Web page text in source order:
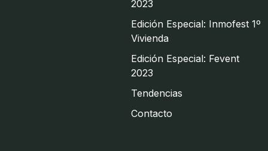
2023
Edición Especial: Inmofest 1º
Vivienda
Edición Especial: Fevent
2023
Tendencias
Contacto